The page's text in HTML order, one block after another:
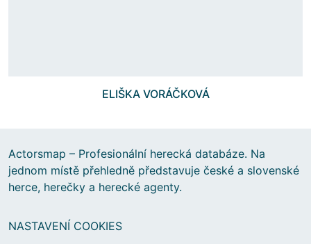
ELIŠKA VORÁČKOVÁ
Actorsmap – Profesionální herecká databáze. Na
jednom místě přehledně představuje české a slovenské
herce, herečky a herecké agenty.
NASTAVENÍ COOKIES